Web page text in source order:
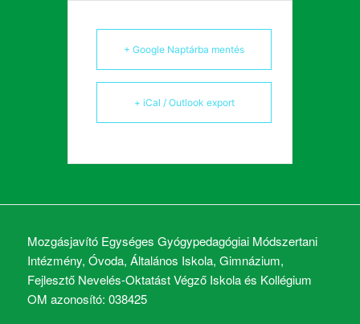
+ Google Naptárba mentés
+ iCal / Outlook export
Mozgásjavító Egységes Gyógypedagógiai Módszertani
Intézmény, Óvoda, Általános Iskola, Gimnázium,
Fejlesztő Nevelés-Oktatást Végző Iskola és Kollégium
OM azonosító: 038425